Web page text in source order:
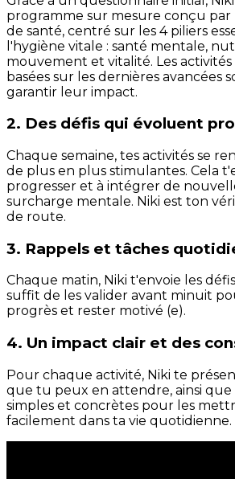
programme sur mesure conçu par
de santé, centré sur les 4 piliers
l'hygiène vitale : santé mentale,
mouvement et vitalité. Les activités
basées sur les dernières avancées
garantir leur impact.
2. Des défis qui évoluent
Chaque semaine, tes activités se
de plus en plus stimulantes. Cela
progresser et à intégrer de
surcharge mentale. Niki est ton
de route.
3. Rappels et tâches
Chaque matin, Niki t'envoie les
suffit de les valider avant minuit
progrès et rester motivé (e).
4. Un impact clair et des
Pour chaque activité, Niki te
que tu peux en attendre, ainsi que
simples et concrètes pour les
facilement dans ta vie quotidienne.